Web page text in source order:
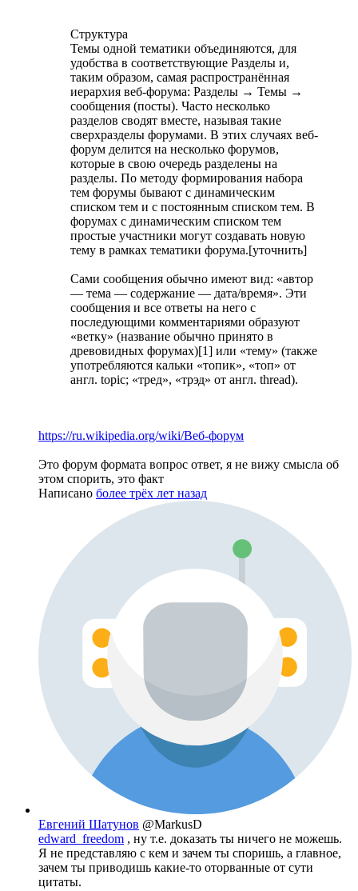
Структура
Темы одной тематики объединяются, для
удобства в соответствующие Разделы и,
таким образом, самая распространённая
иерархия веб-форума: Разделы → Темы →
сообщения (посты). Часто несколько
разделов сводят вместе, называя такие
сверхразделы форумами. В этих случаях веб-
форум делится на несколько форумов,
которые в свою очередь разделены на
разделы. По методу формирования набора
тем форумы бывают с динамическим
списком тем и с постоянным списком тем. В
форумах с динамическим списком тем
простые участники могут создавать новую
тему в рамках тематики форума.[уточнить]
Сами сообщения обычно имеют вид: «автор
— тема — содержание — дата/время». Эти
сообщения и все ответы на него с
последующими комментариями образуют
«ветку» (название обычно принято в
древовидных форумах)[1] или «тему» (также
употребляются кальки «топик», «топ» от
англ. topic; «тред», «трэд» от англ. thread).
https://ru.wikipedia.org/wiki/Веб-форум
Это форум формата вопрос ответ, я не вижу смысла об
этом спорить, это факт
Написано более трёх лет назад
Евгений Шатунов @MarkusD
edward_freedom , ну т.е. доказать ты ничего не можешь.
Я не представляю с кем и зачем ты споришь, а главное,
зачем ты приводишь какие-то оторванные от сути
цитаты.